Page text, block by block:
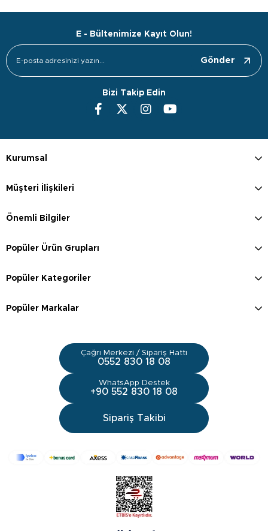
E - Bültenimize Kayıt Olun!
Gönder
Bizi Takip Edin
Kurumsal
Müşteri İlişkileri
Önemli Bilgiler
Popüler Ürün Grupları
Popüler Kategoriler
Popüler Markalar
Çağrı Merkezi / Sipariş Hattı
0552 830 18 08
WhatsApp Destek
+90 552 830 18 08
Sipariş Takibi